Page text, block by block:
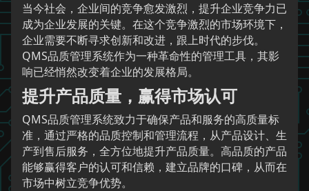
当今社会，企业间的竞争愈发激烈，提升企业竞争力已
成为企业发展的关键。在这个竞争激烈的市场环境下，
企业需要不断寻求创新和改进，跟上时代的步伐。
QMS品质管理系统作为一种革命性的管理工具，其影
响已经悄然改变着企业的发展格局。
提升产品质量，赢得市场认可
QMS品质管理系统致力于确保产品和服务的高质量标
准，通过严格的品质控制和管理流程，从产品设计、生
产到售后服务，全方位地提升产品质量。高品质的产品
能够赢得客户的认可和信赖，建立品牌的口碑，从而在
市场中树立竞争优势。